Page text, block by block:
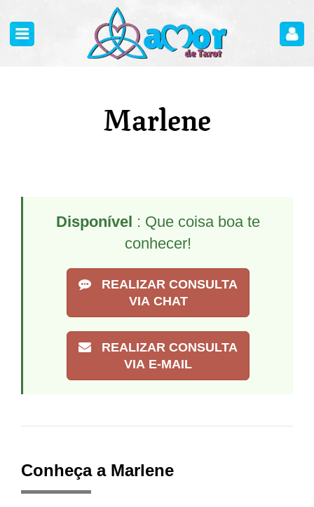
Marlene
Disponível : Que coisa boa te
conhecer!
REALIZAR CONSULTA
VIA CHAT
REALIZAR CONSULTA
VIA E-MAIL
Conheça a Marlene